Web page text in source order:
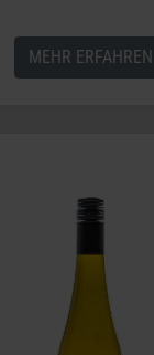
MEHR ERFAHREN